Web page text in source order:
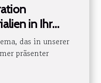
in Ihr
das in unserer
präsenter